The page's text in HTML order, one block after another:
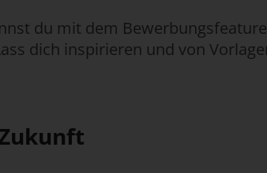
du mit dem
dich inspirieren und von